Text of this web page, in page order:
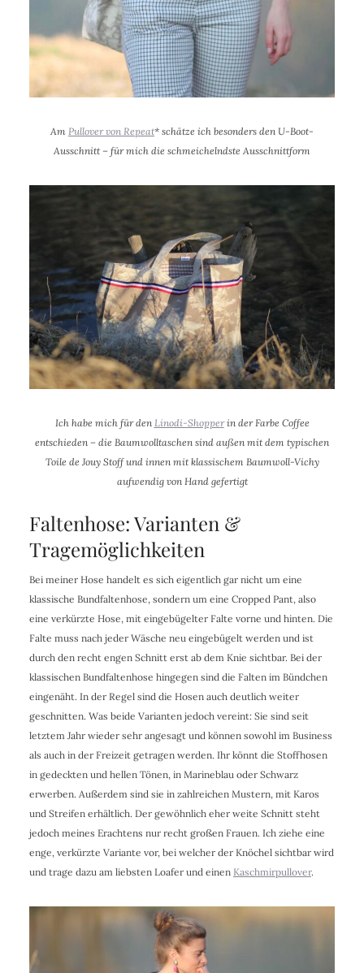
Am Pullover von Repeat* schätze ich besonders den U-Boot-
Ausschnitt – für mich die schmeichelndste Ausschnittform
Ich habe mich für den Linodi-Shopperin der Farbe Coffee
entschieden – die Baumwolltaschen sind außen mit dem typischen
Toile de Jouy Stoff und innen mit klassischem Baumwoll-Vichy
aufwendig von Hand gefertigt
Faltenhose: Varianten &
Tragemöglichkeiten
Bei meiner Hose handelt es sich eigentlich gar nicht um eine
klassische Bundfaltenhose, sondern um eine Cropped Pant, also
eine verkürzte Hose, mit eingebügelter Falte vorne und hinten. Die
Falte muss nach jeder Wäsche neu eingebügelt werden und ist
durch den recht engen Schnitt erst ab dem Knie sichtbar. Bei der
klassischen Bundfaltenhose hingegen sind die Falten im Bündchen
eingenäht. In der Regel sind die Hosen auch deutlich weiter
geschnitten. Was beide Varianten jedoch vereint: Sie sind seit
letztem Jahr wieder sehr angesagt und können sowohl im Business
als auch in der Freizeit getragen werden. Ihr könnt die Stoffhosen
in gedeckten und hellen Tönen, in Marineblau oder Schwarz
erwerben. Außerdem sind sie in zahlreichen Mustern, mit Karos
und Streifen erhältlich. Der gewöhnlich eher weite Schnitt steht
jedoch meines Erachtens nur recht großen Frauen. Ich ziehe eine
enge, verkürzte Variante vor, bei welcher der Knöchel sichtbar wird
und trage dazu am liebsten Loafer und einen Kaschmirpullover.